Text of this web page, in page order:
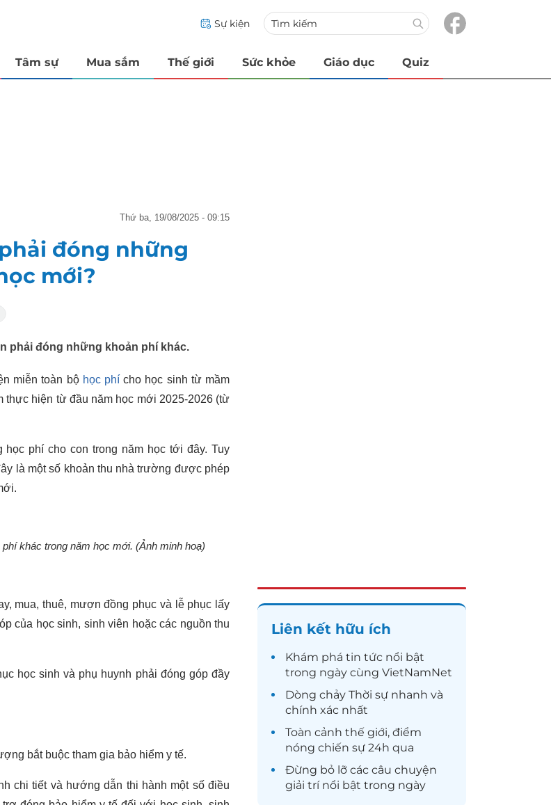
Sự kiện
Tâm sự Mua sắm Thế giới Sức khỏe Giáo dục Quiz
thứ ba, 19/08/2025 - 09:15
đóng những
mới?
phải đóng những khoản phí khác.
miễn toàn bộ học phí cho học sinh từ mầm
thực hiện từ đầu năm học mới 2025-2026 (từ
phí cho con trong năm học tới đây. Tuy
là một số khoản thu nhà trường được phép
khác trong năm học mới. (Ảnh minh hoạ)
mua, thuê, mượn đồng phục và lễ phục lấy
của học sinh, sinh viên hoặc các nguồn thu
học sinh và phụ huynh phải đóng góp đầy
bắt buộc tham gia bảo hiểm y tế.
chi tiết và hướng dẫn thi hành một số điều
Liên kết hữu ích
Khám phá tin tức nổi bật
trong ngày cùng VietNamNet
Dòng chảy Thời sự nhanh và
chính xác nhất
Toàn cảnh thế giới, điểm
nóng chiến sự 24h qua
Đừng bỏ lỡ các câu chuyện
giải trínổi bật trong ngày